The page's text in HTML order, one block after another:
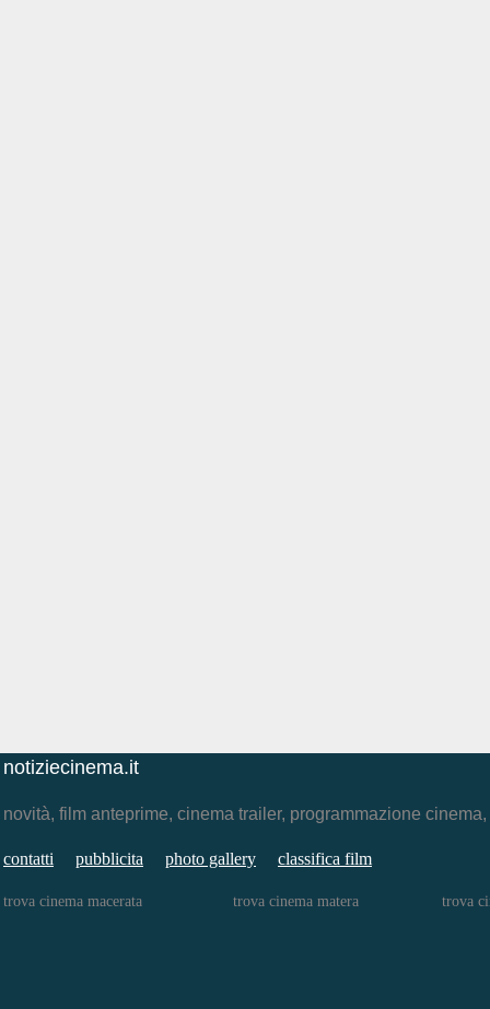
notiziecinema.it
novità, film anteprime, cinema trailer, programmazione
contatti pubblicita photo gallery classifica film
trova cinema macerata trova cinema matera trova